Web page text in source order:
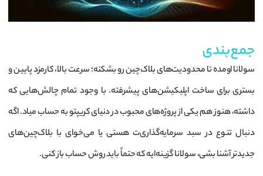
جمع‌بندی
سولانا اومده تا محدودیت‌های بلاک‌چین رو بشکنه؛ سرعت بالا، کارمزد پایین و
بستری برای ساخت اپلیکیشن‌های پیشرفته. با وجود تمام چالش‌هایی که
داشته، هنوز هم یکی از پروژه‌های محبوب در دنیای کریپتو به حساب میاد. اگه
دنبال تنوع در سبد سرمایه‌گذاری‌ت هستی یا می‌خوای با بلاک‌چین‌های
جدیدتر آشنا بشی، سولانا گزینه‌ایه که حتماً باید روش حساب باز کنی.